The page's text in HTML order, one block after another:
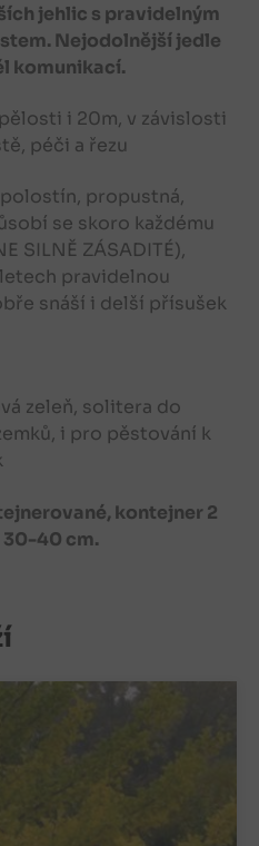
jehlic s pravidelným
Nejodolnější jedle
komunikací.
i 20m, v závislosti
péči a řezu
propustná,
se skoro každému
SILNĚ ZÁSADITÉ),
pravidelnou
snáší i delší přísušek
zeleň, solitera do
i pro pěstování k
kontejner 2
30-40 cm.